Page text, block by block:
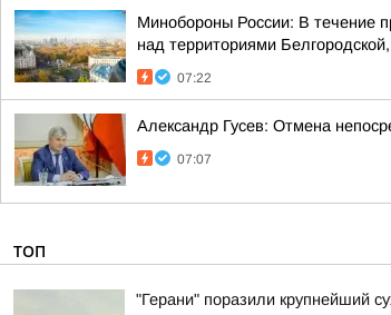
Минобороны России: В течение
над территориями
07:22
Александр Гусев: Отмена
07:07
ТОП
"Герани" поразили крупнейший